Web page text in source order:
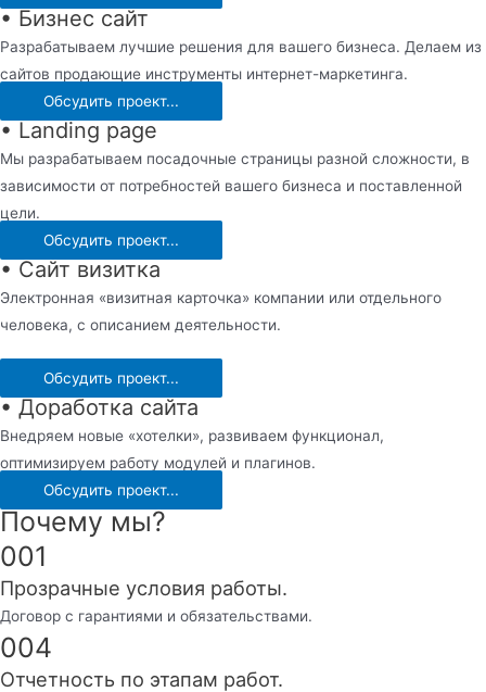
• Бизнес сайт
Разрабатываем лучшие решения для вашего бизнеса. Делаем из
сайтов продающие инструменты интернет-маркетинга.
Обсудить проект...
• Landing page
Мы разрабатываем посадочные страницы разной сложности, в
зависимости от потребностей вашего бизнеса и поставленной
цели.
Обсудить проект...
• Сайт визитка
Электронная «визитная карточка» компании или отдельного
человека, с описанием деятельности.
Обсудить проект...
• Доработка сайта
Внедряем новые «хотелки», развиваем функционал,
оптимизируем работу модулей и плагинов.
Обсудить проект...
Почему мы?
001
Прозрачные условия работы.
Договор с гарантиями и обязательствами.
004
Отчетность по этапам работ.